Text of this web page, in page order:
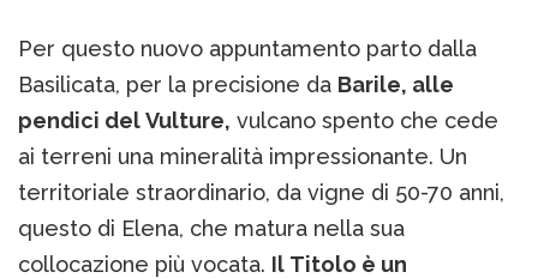
Per questo nuovo appuntamento parto dalla
Basilicata, per la precisione da Barile, alle
pendici del Vulture, vulcano spento che cede
ai terreni una mineralità impressionante. Un
territoriale straordinario, da vigne di 50-70 anni,
questo di Elena, che matura nella sua
collocazione più vocata. Il Titolo è un